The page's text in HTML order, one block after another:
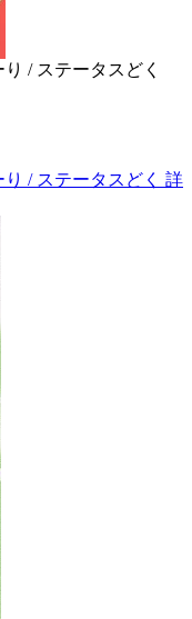
/ ステータスどく
/ ステータスどく 詳